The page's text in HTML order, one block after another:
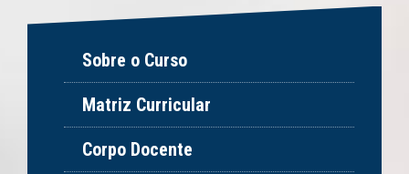
Sobre o Curso
Matriz Curricular
Corpo Docente